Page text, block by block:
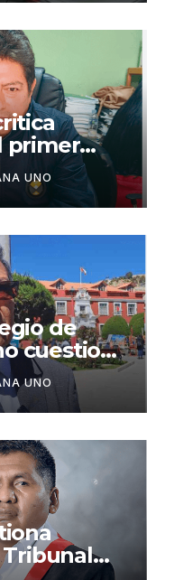
primer
de Keiko
UNO
de
cuestiona
seguridad
UNO